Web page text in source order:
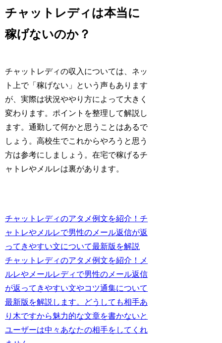
チャットレディは本当に
稼げないのか？
チャットレディの収入については、ネッ
ト上で「稼げない」という声もあります
が、実際は状況ややり方によって大きく
変わります。ポイントを整理して解説し
ます。通勤して何かと思うことはあるで
しょう。高校生でこれからやろうと思う
方は参考にしましょう。在宅で稼げるチ
ャトレやメルレは裏があります。
チャットレディのアタメ例文を紹介！チ
ャトレやメルレで男性のメール返信が返
ってきやすい文について最新版を解説
チャットレディのアタメ例文を紹介！メ
ルレやメールレディで男性のメール返信
が返ってきやすい文やコツ通集について
最新版を解説します。どうしても相手あ
り木ですから魅力的な文章を書かないと
ユーザーは中々あなたの相手をしてくれ